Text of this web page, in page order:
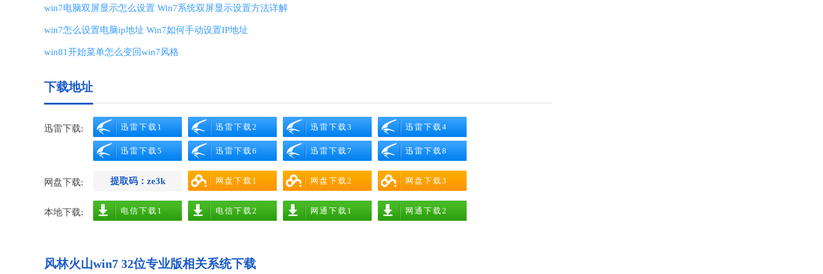
win7电脑双屏显示怎么设置 Win7系统双屏显示设置方法详解
win7怎么设置电脑ip地址 Win7如何手动设置IP地址
win81开始菜单怎么变回win7风格
下载地址
迅雷下载: 迅雷下载1 迅雷下载2 迅雷下载3 迅雷下载4
迅雷下载5 迅雷下载6 迅雷下载7 迅雷下载8
网盘下载: 提取码：ze3k 网盘下载1 网盘下载2 网盘下载3
本地下载: 电信下载1 电信下载2 网通下载1 网通下载2
风林火山win7 32位专业版相关系统下载